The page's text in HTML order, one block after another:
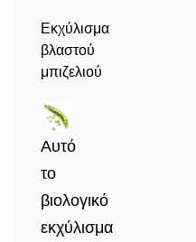
Εκχύλισμα
βλαστού
μπιζελιού
Αυτό
το
βιολογικό
εκχύλισμα